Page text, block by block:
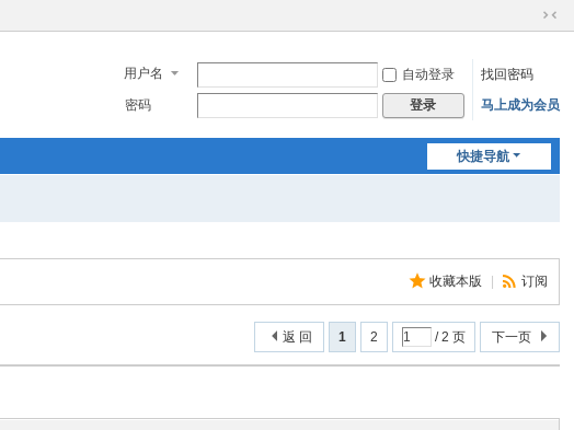
切
窄
版
用户名 自动登录
找回密码
密码
登录 马上成为会员
快捷导航
收藏本版 订阅
1 2 / 2 页 下一页
返 回